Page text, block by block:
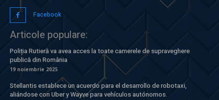
Facebook
Articole populare:
Poliția Rutieră va avea acces la toate camerele de supraveghere
publică din România
19 noiembrie 2025
Stellantis establece un acuerdo para el desarrollo de robotaxi,
aliándose con Uber y Wayve para vehículos autónomos.